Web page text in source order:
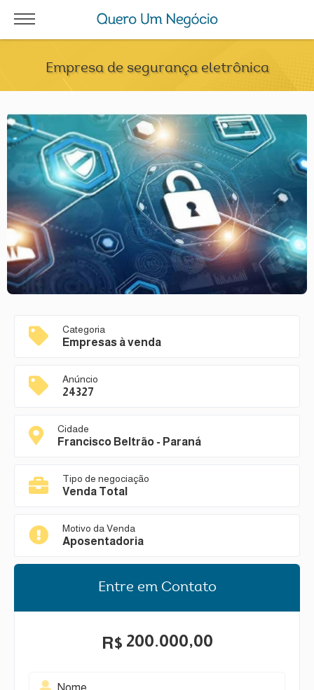
Empresa de segurança eletrônica
Categoria
Empresas à venda
Anúncio
24327
Cidade
Francisco Beltrão - Paraná
Tipo de negociação
Venda Total
Motivo da Venda
Aposentadoria
Entre em Contato
R$ 200.000,00